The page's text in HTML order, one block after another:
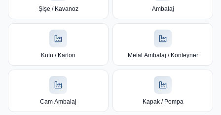
Şişe / Kavanoz Ambalaj
Kutu / Karton Metal Ambalaj / Konteyner
Cam Ambalaj Kapak / Pompa